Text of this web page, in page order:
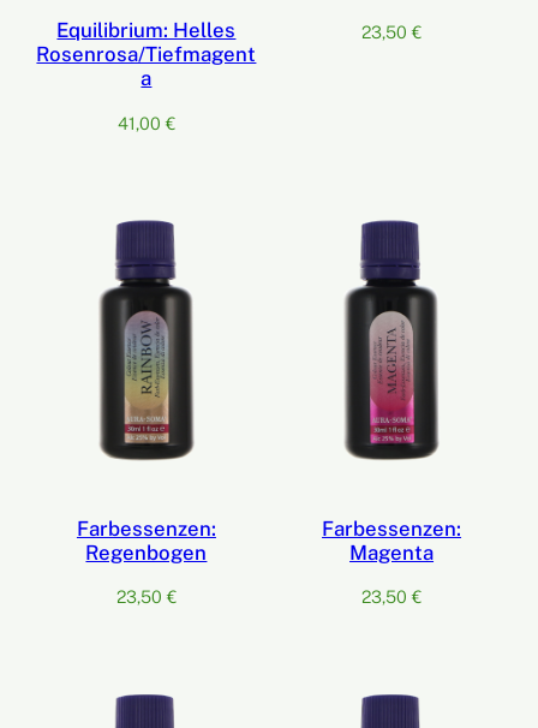
Equilibrium: Helles
Rosenrosa/Tiefmagent
a
41,00€
23,50€
Farbessenzen:
Regenbogen
23,50€
Farbessenzen:
Magenta
23,50€